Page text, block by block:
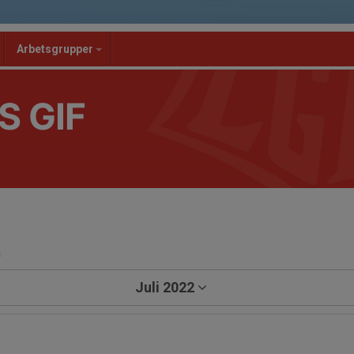
Arbetsgrupper
GIF
Juli 2022